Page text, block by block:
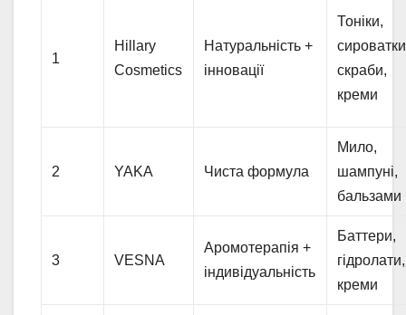
1
Hillary
Cosmetics
Натуральність +
інновації
Тоніки,
скраби,
креми
2 YAKA Чиста формула
Мило,
шампуні,
бальзами
3 VESNA
Аромотерапія +
індивідуальність
Баттери,
гідролати,
креми